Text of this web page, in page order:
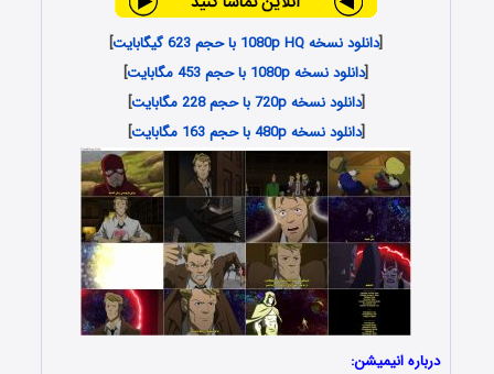
[دانلود نسخه 1080p HQ با حجم 623 گیگابایت
]
[دانلود نسخه 1080p با حجم 453 مگابایت
]
[دانلود نسخه 720p با حجم 228 مگابایت
]
[دانلود نسخه 480p با حجم 163 مگابایت ]
درباره انیمیشن: